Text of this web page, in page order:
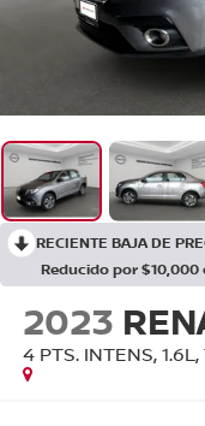
RECIENTE BAJA DE
Reducido por $10,000
2023
4 PTS. INTENS,